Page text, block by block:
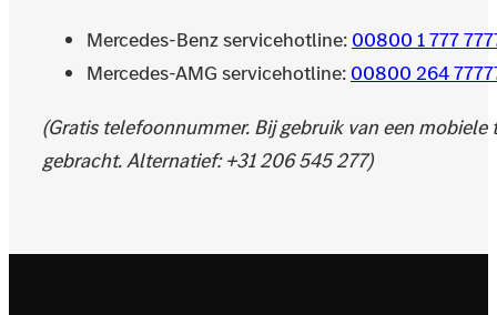
Mercedes-Benz servicehotline: 00800 1 777
Mercedes-AMG servicehotline: 00800 264
(Gratis telefoonnummer. Bij gebruik van een
gebracht. Alternatief: +31 206 545 277)